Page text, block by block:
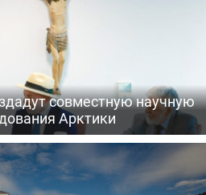
совместную научную
Арктики